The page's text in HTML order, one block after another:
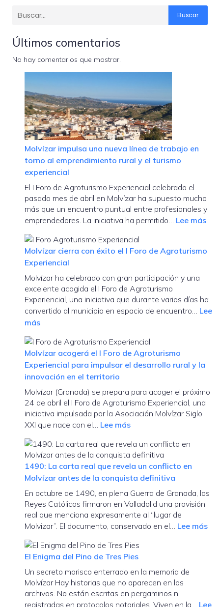
Buscar
Últimos comentarios
No hay comentarios que mostrar.
Molvízar impulsa una nueva línea de trabajo en
torno al emprendimiento rural y el turismo
experiencial
El I Foro de Agroturismo Experiencial celebrado el
pasado mes de abril en Molvízar ha supuesto mucho
más que un encuentro puntual entre profesionales y
emprendedores. La iniciativa ha permitido… Lee más:
una
en
Molvízar cierra con éxito el I Foro de Agroturismo
Experiencial
Molvízar ha celebrado con gran participación y una
excelente acogida el I Foro de Agroturismo
Experiencial, una iniciativa que durante varios días ha
convertido al municipio en espacio de encuentro… Lee
más:
cierra
con
éxito
el
I
Foro
de
Agroturismo
Experiencial
Molvízar acogerá el I Foro de Agroturismo
Experiencial para impulsar el desarrollo rural y la
innovación en el territorio
Molvízar (Granada) se prepara para acoger el próximo
24 de abril el I Foro de Agroturismo Experiencial, una
iniciativa impulsada por la Asociación Molvízar Siglo
XXI que nace con el… Lee más:
acogerá
el
I
Foro
de
Agroturismo
Experiencial
para
impulsar
el
rural
y
la
1490: La carta real que revela un conflicto en
Molvízar antes de la conquista definitiva
En octubre de 1490, en plena Guerra de Granada, los
Reyes Católicos firmaron en Valladolid una provisión
real que menciona expresamente al “lugar de
Molvizar”. El documento, conservado en el… Lee más:
El Enigma del Pino de Tres Pies
Un secreto morisco enterrado en la memoria de
Molvízar Hay historias que no aparecen en los
archivos. No están escritas en pergaminos ni
registradas en protocolos notariales. Viven en la… Lee